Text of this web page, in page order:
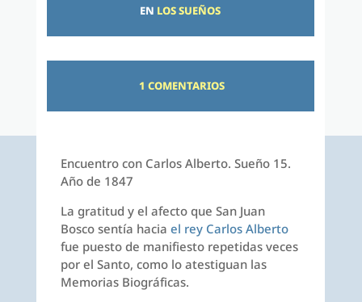
EN LOS SUEÑOS
1 COMENTARIOS
Encuentro con Carlos Alberto. Sueño 15.
Año de 1847
La gratitud y el afecto que San Juan
Bosco sentía hacia el rey Carlos Alberto
fue puesto de manifiesto repetidas veces
por el Santo, como lo atestiguan las
Memorias Biográficas.